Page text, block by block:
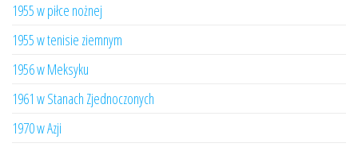
1955 w piłce nożnej
1955 w tenisie ziemnym
1956 w Meksyku
1961 w Stanach Zjednoczonych
1970 w Azji